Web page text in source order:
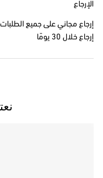
الإرجاع
إرجاع مجاني على جميع
إرجاع خلال 30 يومًا